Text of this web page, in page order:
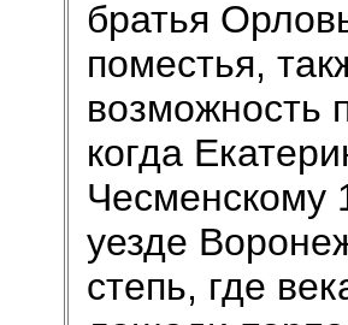
братья
поместья,
возможность
когда
Чесменскому
уезде
степь, где